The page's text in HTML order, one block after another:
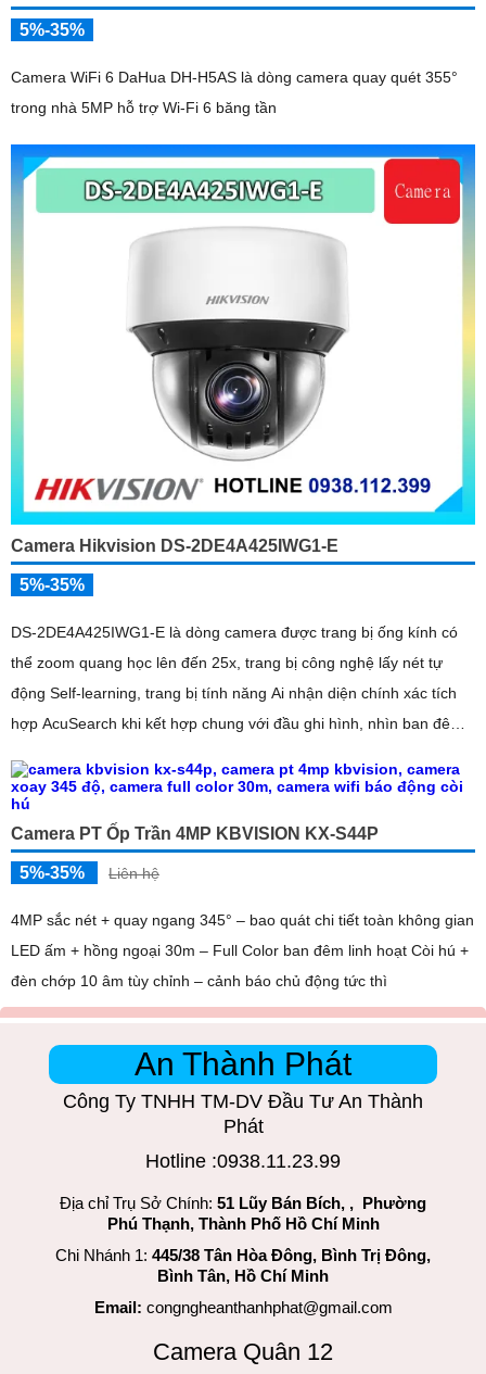
5%-35%
Camera WiFi 6 DaHua DH-H5AS là dòng camera quay quét 355°
trong nhà 5MP hỗ trợ Wi-Fi 6 băng tần
Camera Hikvision DS-2DE4A425IWG1-E
5%-35%
DS-2DE4A425IWG1-E là dòng camera được trang bị ống kính có
thể zoom quang học lên đến 25x, trang bị công nghệ lấy nét tự
động Self-learning, trang bị tính năng Ai nhận diện chính xác tích
hợp AcuSearch khi kết hợp chung với đầu ghi hình, nhìn ban đêm
Camera PT Ốp Trần 4MP KBVISION KX-S44P
5%-35% Liên hệ
4MP sắc nét + quay ngang 345° – bao quát chi tiết toàn không gian
LED ấm + hồng ngoại 30m – Full Color ban đêm linh hoạt Còi hú +
đèn chớp 10 âm tùy chỉnh – cảnh báo chủ động tức thì
An Thành Phát
Công Ty TNHH TM-DV Đầu Tư An Thành
Phát
Hotline :0938.11.23.99
Địa chỉ Trụ Sở Chính: 51 Lũy Bán Bích, , Phường
Phú Thạnh, Thành Phố Hồ Chí Minh
Chi Nhánh 1: 445/38 Tân Hòa Đông, Bình Trị Đông,
Bình Tân, Hồ Chí Minh
Email: congngheanthanhphat@gmail.com
Camera Quân 12